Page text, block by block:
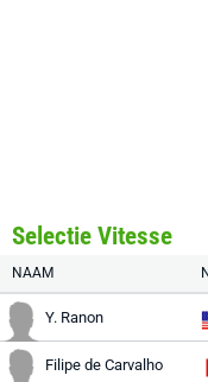
Selectie Vitesse
NAAM
Y. Ranon
Filipe de Carvalho